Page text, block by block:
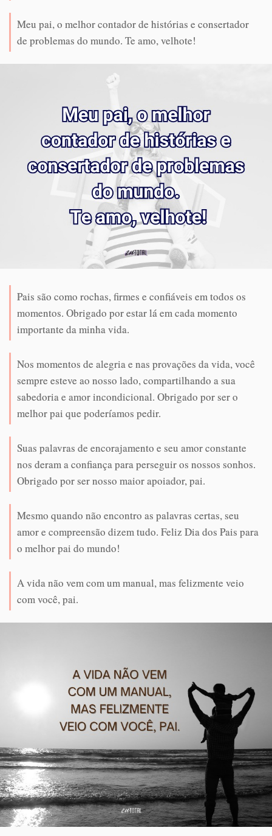
Meu pai, o melhor contador de histórias e consertador
de problemas do mundo. Te amo, velhote!
Pais são como rochas, firmes e confiáveis em todos os
momentos. Obrigado por estar lá em cada momento
importante da minha vida.
Nos momentos de alegria e nas provações da vida, você
sempre esteve ao nosso lado, compartilhando a sua
sabedoria e amor incondicional. Obrigado por ser o
melhor pai que poderíamos pedir.
Suas palavras de encorajamento e seu amor constante
nos deram a confiança para perseguir os nossos sonhos.
Obrigado por ser nosso maior apoiador, pai.
Mesmo quando não encontro as palavras certas, seu
amor e compreensão dizem tudo. Feliz Dia dos Pais para
o melhor pai do mundo!
A vida não vem com um manual, mas felizmente veio
com você, pai.